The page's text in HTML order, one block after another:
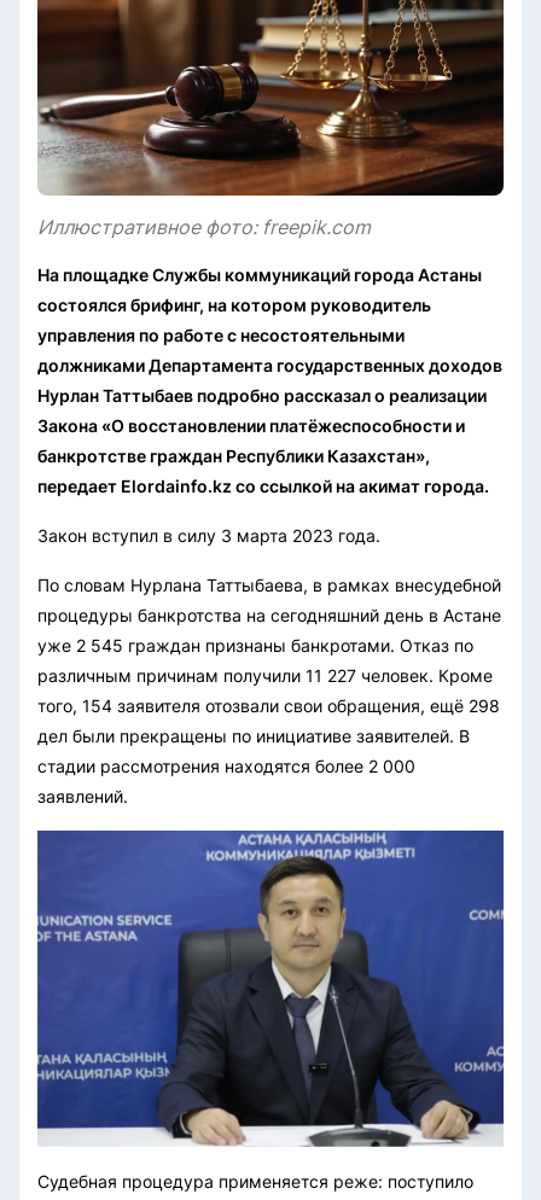
Иллюстративное фото: freepik.com
На площадке Службы коммуникаций города Астаны
состоялся брифинг, на котором руководитель
управления по работе с несостоятельными
должниками Департамента государственных доходов
Нурлан Таттыбаев подробно рассказал о реализации
Закона «О восстановлении платёжеспособности и
банкротстве граждан Республики Казахстан»,
передает Elordainfo.kz со ссылкой на акимат города.
Закон вступил в силу 3 марта 2023 года.
По словам Нурлана Таттыбаева, в рамках внесудебной
процедуры банкротства на сегодняшний день в Астане
уже 2 545 граждан признаны банкротами. Отказ по
различным причинам получили 11 227 человек. Кроме
того, 154 заявителя отозвали свои обращения, ещё 298
дел были прекращены по инициативе заявителей. В
стадии рассмотрения находятся более 2 000
заявлений.
Судебная процедура применяется реже: поступило